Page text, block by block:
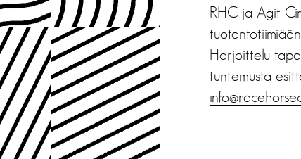
RHC ja Agit
Harjoittelu
tuntemusta